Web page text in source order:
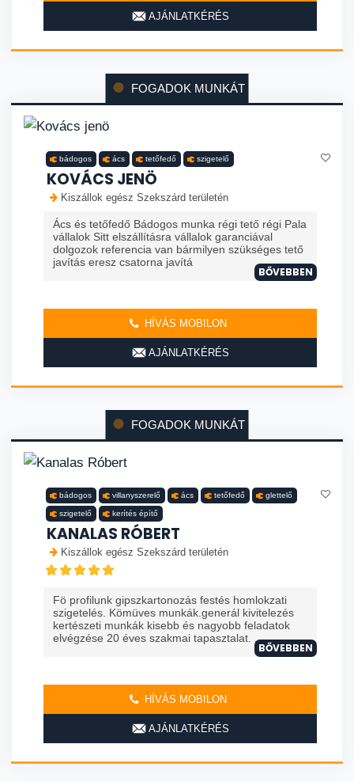
AJÁNLATKÉRÉS
FOGADOK MUNKÁT
bádogos ács tetőfedő szigetelő
KOVÁCS JENÖ
Kiszállok egész Szekszárd területén
Ács és tetőfedő Bádogos munka régi tető régi Pala
vállalok Sitt elszállításra vállalok garanciával
dolgozok referencia van bármilyen szükséges tető
javítás eresz csatorna javítá
BŐVEBBEN
HÍVÁS MOBILON
AJÁNLATKÉRÉS
FOGADOK MUNKÁT
bádogos villanyszerelő ács tetőfedő glettelő
szigetelő kerítés építő
KANALAS RÓBERT
Kiszállok egész Szekszárd területén
Fö profilunk gipszkartonozás festés homlokzati
szigetelés. Kömüves munkák.generál kivitelezés
kertészeti munkák kisebb és nagyobb feladatok
elvégzése 20 éves szakmai tapasztalat. ...
BŐVEBBEN
HÍVÁS MOBILON
AJÁNLATKÉRÉS